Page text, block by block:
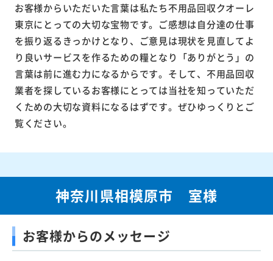
お客様からいただいた言葉は私たち不用品回収クオーレ
東京にとっての大切な宝物です。ご感想は自分達の仕事
を振り返るきっかけとなり、ご意見は現状を見直してよ
り良いサービスを作るための糧となり「ありがとう」の
言葉は前に進む力になるからです。そして、不用品回収
業者を探しているお客様にとっては当社を知っていただ
くための大切な資料になるはずです。ぜひゆっくりとご
覧ください。
神奈川県相模原市 室様
お客様からのメッセージ